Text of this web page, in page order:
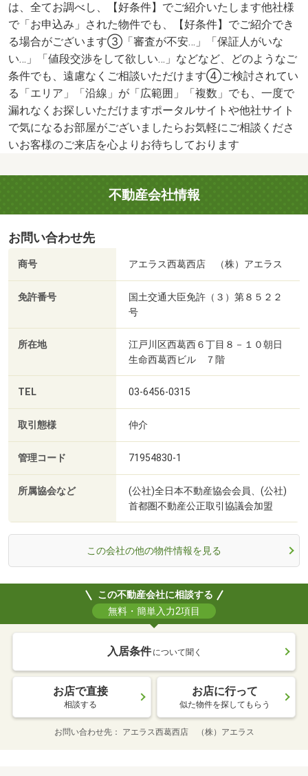
は、全てお調べし、【好条件】でご紹介いたします他社様
で「お申込み」された物件でも、【好条件】でご紹介でき
る場合がございます③「審査が不安…」「保証人がいな
い…」「値段交渉をして欲しい…」などなど、どのようなご
条件でも、遠慮なくご相談いただけます④ご検討されてい
る「エリア」「沿線」が「広範囲」「複数」でも、一度で
漏れなくお探しいただけますポータルサイトや他社サイト
で気になるお部屋がございましたらお気軽にご相談くださ
いお客様のご来店を心よりお待ちしております
不動産会社情報
お問い合わせ先
商号 アエラス西葛西店 （株）アエラス
免許番号
国土交通大臣免許（３）第８５２２
号
所在地
江戸川区西葛西６丁目８－１０朝日
生命西葛西ビル ７階
TEL 03-6456-0315
取引態様 仲介
管理コード 71954830-1
所属協会など
(公社)全日本不動産協会会員、(公社)
首都圏不動産公正取引協議会加盟
この会社の他の物件情報を見る
この不動産会社に相談する
無料・簡単入力2項目
入居条件 について聞く
お店で直接
相談する
お店に行って
似た物件を探してもらう
お問い合わせ先 アエラス西葛西店 （株）アエラス